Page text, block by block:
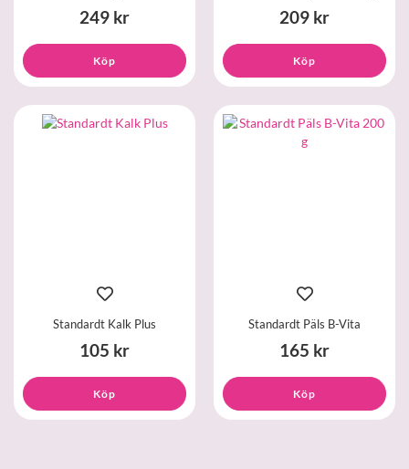
249 kr
Köp
209 kr
Köp
Standardt Kalk Plus
105 kr
Köp
Standardt Päls B-Vita
165 kr
Köp